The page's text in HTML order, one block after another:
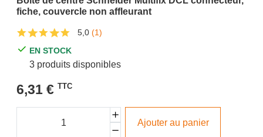
fiche, couvercle non affleurant
5,0 (1)
EN STOCK
3 produits disponibles
6,31 € TTC
Ajouter au panier